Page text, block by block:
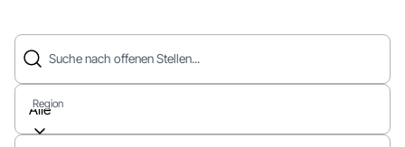
Region
Alle
Suche nach offenen Stellen...